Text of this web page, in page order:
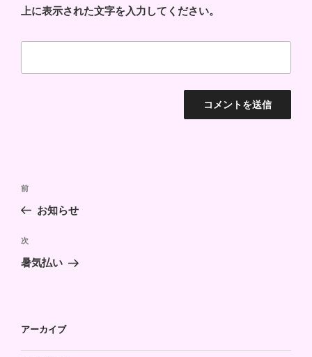
上に表示された文字を入力してください。
投
ナ
ビ
ゲ
ン
前
の
稿
前
お知らせ
次
の
次
暑気払い
アーカイブ